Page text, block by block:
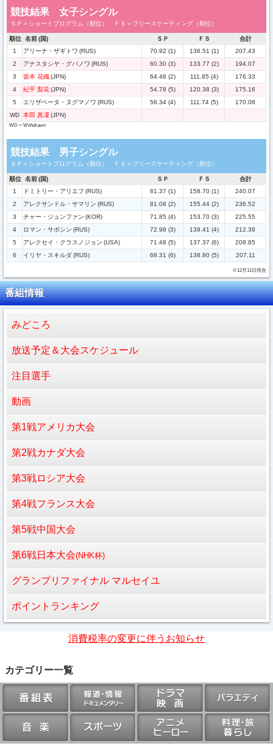
競技結果 女子シングル
ＳＰ＝ショートプログラム（順位） ＦＳ＝フリースケーティング（順位）
順位 名前(国) ＳＰ ＦＳ
合計
1
アリーナ・ザギトワ (RUS) 70.92 (1) 136.51 (1)
207.43
2
アナスタシヤ・グバノワ (RUS) 60.30 (3) 133.77 (2)
194.07
3
坂本 花織(JPN) 64.48 (2) 111.85 (4)
176.33
4
紀平 梨花(JPN) 54.78 (5) 120.38 (3)
175.16
5
エリザベータ・ヌグマノワ (RUS) 58.34 (4) 111.74 (5)
170.08
WD 本田 真凜(JPN)
WD = Withdrawn
競技結果 男子シングル
ＳＰ＝ショートプログラム（順位） ＦＳ＝フリースケーティング（順位）
順位 名前(国) ＳＰ ＦＳ
合計
1
ドミトリー・アリエフ (RUS) 81.37 (1) 158.70 (1)
240.07
2
アレクサンドル・サマリン (RUS) 81.08 (2) 155.44 (2)
236.52
3
チャー・ジュンファン (KOR) 71.85 (4) 153.70 (3)
225.55
4
ロマン・サボシン (RUS) 72.98 (3) 139.41 (4)
212.39
5
アレクセイ・クラスノジョン (USA) 71.48 (5) 137.37 (6)
208.85
6
イリヤ・スキルダ(RUS) 68.31 (6) 138.80 (5) 207.11
※12月11日現在
番組情報
みどころ
放送予定＆大会スケジュール
注目選手
動画
第1戦アメリカ大会
第2戦カナダ大会
第3戦ロシア大会
第4戦フランス大会
第5戦中国大会
第6戦日本大会(NHK杯)
グランプリファイナル マルセイユ
ポイントランキング
消費税率の変更に伴うお知らせ
カテゴリー一覧